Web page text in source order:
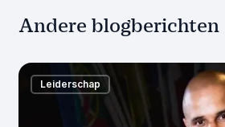
Andere blogberichten
Leiderschap